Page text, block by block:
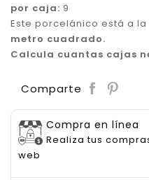
por caja: 9
Este porcelánico está a
metro cuadrado.
Calcula cuantas cajas
Comparte
Compra en línea
Realiza tus
web